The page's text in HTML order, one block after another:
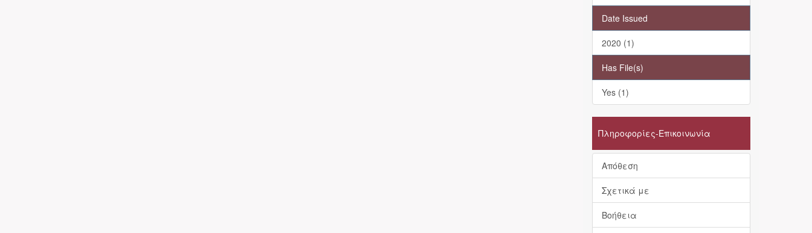
Date Issued
2020 (1)
Has File(s)
Yes (1)
Πληροφορίες-Επικοινωνία
Απόθεση
Σχετικά με
Βοήθεια